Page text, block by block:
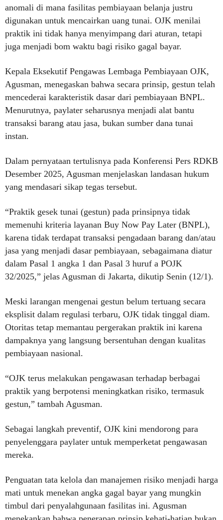
anomali di mana fasilitas pembiayaan belanja justru
digunakan untuk mencairkan uang tunai. OJK menilai
praktik ini tidak hanya menyimpang dari aturan, tetapi
juga menjadi bom waktu bagi risiko gagal bayar.
Kepala Eksekutif Pengawas Lembaga Pembiayaan OJK,
Agusman, menegaskan bahwa secara prinsip, gestun telah
mencederai karakteristik dasar dari pembiayaan BNPL.
Menurutnya, paylater seharusnya menjadi alat bantu
transaksi barang atau jasa, bukan sumber dana tunai
instan.
Dalam pernyataan tertulisnya pada Konferensi Pers RDKB
Desember 2025, Agusman menjelaskan landasan hukum
yang mendasari sikap tegas tersebut.
“Praktik gesek tunai (gestun) pada prinsipnya tidak
memenuhi kriteria layanan Buy Now Pay Later (BNPL),
karena tidak terdapat transaksi pengadaan barang dan/atau
jasa yang menjadi dasar pembiayaan, sebagaimana diatur
dalam Pasal 1 angka 1 dan Pasal 3 huruf a POJK
32/2025,” jelas Agusman di Jakarta, dikutip Senin (12/1).
Meski larangan mengenai gestun belum tertuang secara
eksplisit dalam regulasi terbaru, OJK tidak tinggal diam.
Otoritas tetap memantau pergerakan praktik ini karena
dampaknya yang langsung bersentuhan dengan kualitas
pembiayaan nasional.
“OJK terus melakukan pengawasan terhadap berbagai
praktik yang berpotensi meningkatkan risiko, termasuk
gestun,” tambah Agusman.
Sebagai langkah preventif, OJK kini mendorong para
penyelenggara paylater untuk memperketat pengawasan
mereka.
Penguatan tata kelola dan manajemen risiko menjadi harga
mati untuk menekan angka gagal bayar yang mungkin
timbul dari penyalahgunaan fasilitas ini. Agusman